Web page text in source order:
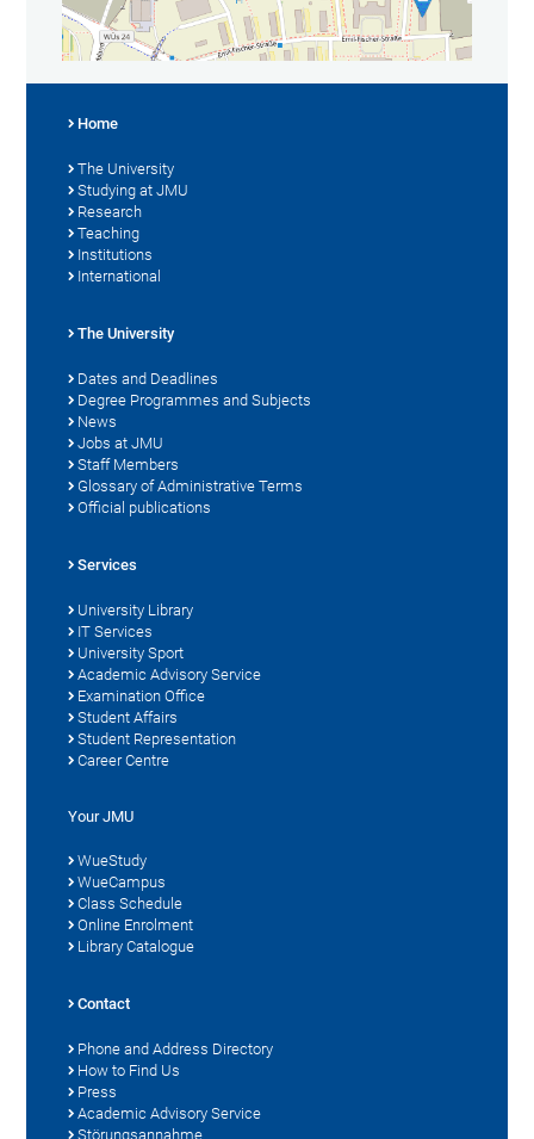
Home
The University
Studying at JMU
Research
Teaching
Institutions
International
The University
Dates and Deadlines
Degree Programmes and Subjects
News
Jobs at JMU
Staff Members
Glossary of Administrative Terms
Official publications
Services
University Library
IT Services
University Sport
Academic Advisory Service
Examination Office
Student Affairs
Student Representation
Career Centre
Your JMU
WueStudy
WueCampus
Class Schedule
Online Enrolment
Library Catalogue
Contact
Phone and Address Directory
How to Find Us
Press
Academic Advisory Service
Störungsannahme